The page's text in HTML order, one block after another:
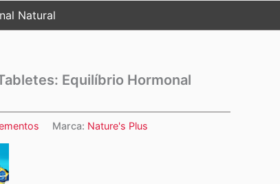
Natural
Equilíbrio Hormonal
Marca: Nature's Plus